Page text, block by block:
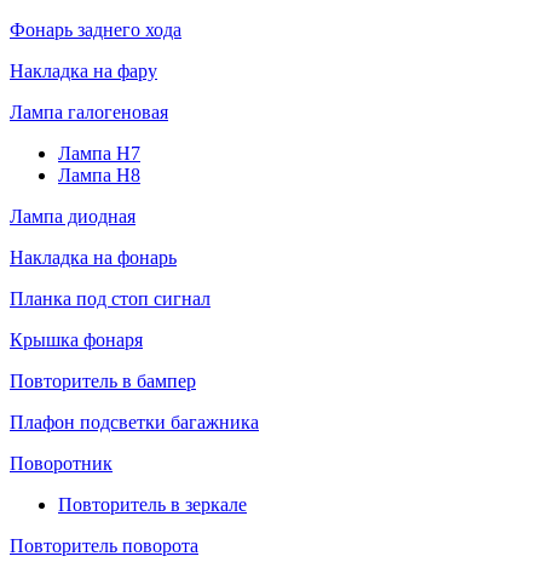
Фонарь заднего хода
Накладка на фару
Лампа галогеновая
Лампа H7
Лампа H8
Лампа диодная
Накладка на фонарь
Планка под стоп сигнал
Крышка фонаря
Повторитель в бампер
Плафон подсветки багажника
Поворотник
Повторитель в зеркале
Повторитель поворота